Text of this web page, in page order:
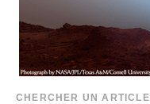
CHERCHER UN ARTICLE